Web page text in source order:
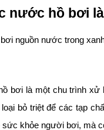
nước hồ bơi
nguồn nước trong
bơi là một chu trình
bỏ triệt để các tạp
khỏe người bơi, mà